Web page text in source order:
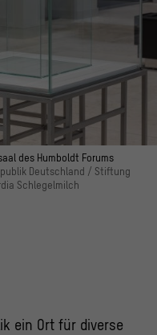
des Humboldt Forums
Deutschland / Stiftung
Schlegelmilch
ein Ort für diverse